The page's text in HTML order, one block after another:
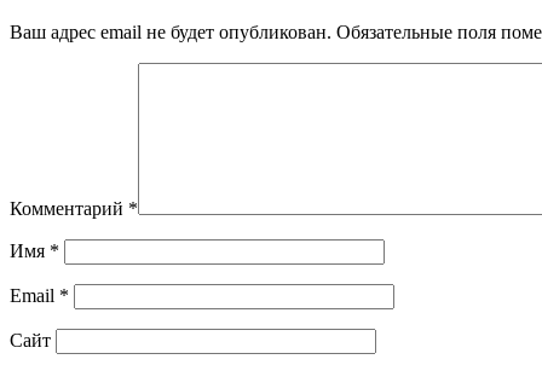
Ваш адрес email не будет опубликован. Обязательные поля
Комментарий *
Имя *
Email *
Сайт